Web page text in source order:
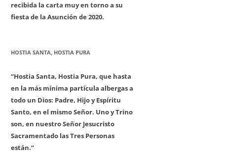
recibida la carta muy en torno a su
fiesta de la Asunción de 2020.
HOSTIA SANTA, HOSTIA PURA
“Hostia Santa, Hostia Pura, que hasta
en la más mínima partícula albergas a
todo un Dios: Padre, Hijo y Espíritu
Santo, en el mismo Señor. Uno y Trino
son, en nuestro Señor Jesucristo
Sacramentado las Tres Personas
están.”